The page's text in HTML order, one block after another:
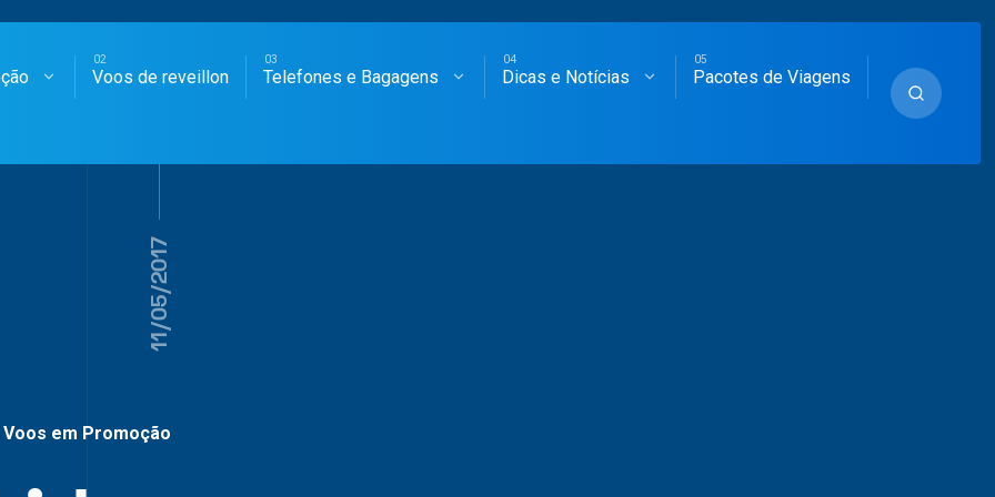
AÉREAS
Voos de reveillon Telefones e Bagagens Dicas e Notícias Pacotes de Viagens
11/05/2017
Voos em Promoção